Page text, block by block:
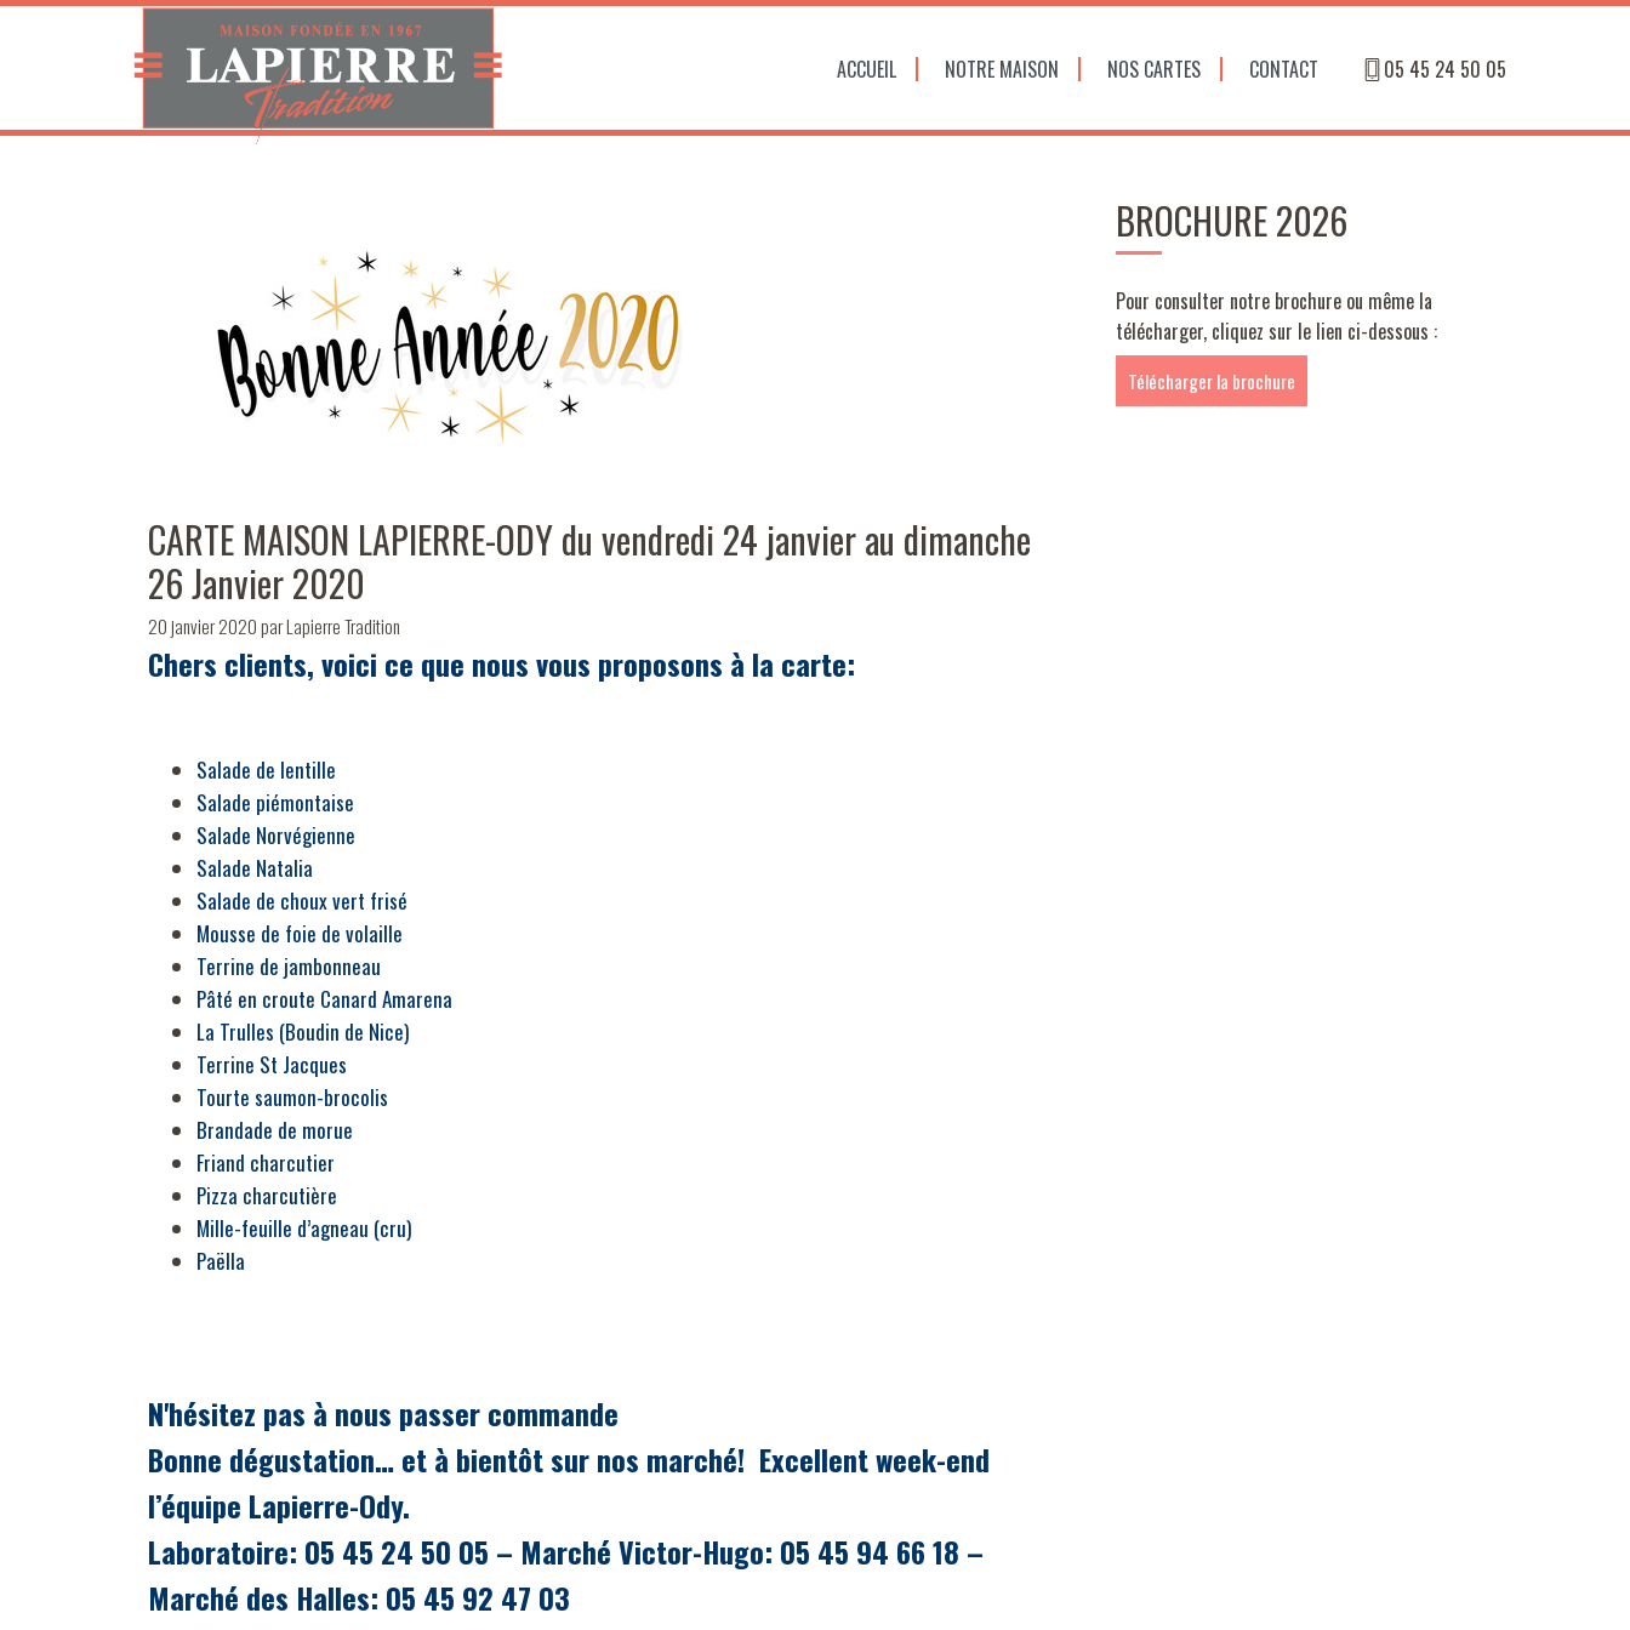
ACCUEIL NOTRE MAISON NOS CARTES CONTACT 05 45 24 50 05
CARTE MAISON LAPIERRE-ODY du vendredi 24 janvier au dimanche
26 Janvier 2020
20 janvier 2020parLapierre Tradition
Chers clients, voici ce que nous vous proposons à la carte:
Salade de lentille
Salade piémontaise
Salade Norvégienne
Salade Natalia
Salade de choux vert frisé
Mousse de foie de volaille
Terrine de jambonneau
Pâté en croute Canard Amarena
La Trulles (Boudin de Nice)
Terrine St Jacques
Tourte saumon-brocolis
Brandade de morue
Friand charcutier
Pizza charcutière
Mille-feuille d’agneau (cru)
Paëlla
N'hésitez pas à nous passer commande
Bonne dégustation… et à bientôt sur nos marché! Excellent week-end
l’équipe Lapierre-Ody.
Laboratoire: 05 45 24 50 05 – Marché Victor-Hugo: 05 45 94 66 18 –
Marché des Halles: 05 45 92 47 03
BROCHURE 2026
Pour consulter notre brochure ou même la
télécharger, cliquez sur le lien ci-dessous :
Télécharger la brochure